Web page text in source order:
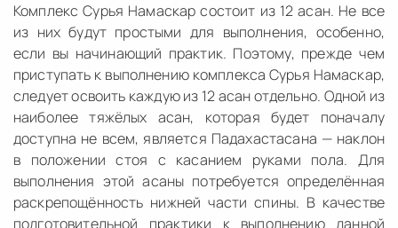
Комплекс Сурья Намаскар состоит из 12 асан. Не все
из них будут простыми для выполнения, особенно,
если вы начинающий практик. Поэтому, прежде чем
приступать к выполнению комплекса Сурья Намаскар,
следует освоить каждую из 12 асан отдельно. Одной из
наиболее тяжёлых асан, которая будет поначалу
доступна не всем, является Падахастасана — наклон
в положении стоя с касанием руками пола. Для
выполнения этой асаны потребуется определённая
раскрепощённость нижней части спины. В качестве
подготовительной практики к выполнению данной